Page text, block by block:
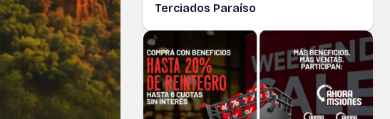
Terciados Paraíso